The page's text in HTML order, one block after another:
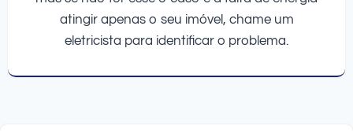
atingir apenas o seu imóvel, chame um
eletricista para identificar o problema.